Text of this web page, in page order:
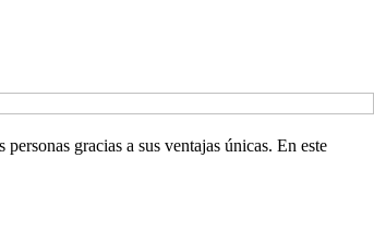
gracias a sus ventajas únicas. En este